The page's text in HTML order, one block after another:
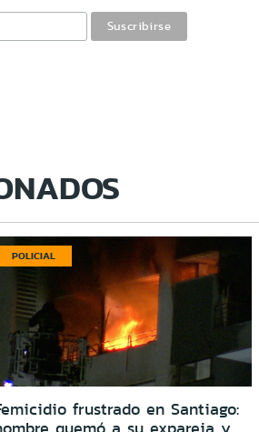
POLICIAL
frustrado en Santiago: